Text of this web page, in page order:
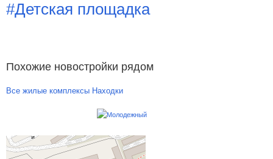
#Детская площадка
Похожие новостройки рядом
Все жилые комплексы Находки